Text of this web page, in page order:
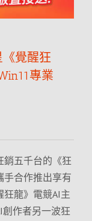
覺醒狂
專業
銷五千台的《狂
手合作推出享有
狂龍》電競AI主
作者另一波狂